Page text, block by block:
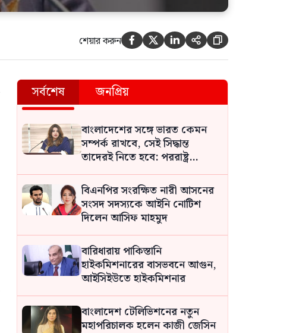
শেয়ার করুন     
সর্বশেষ জনপ্রিয়
বাংলাদেশের সঙ্গে ভারত কেমন
সম্পর্ক রাখবে, সেই সিদ্ধান্ত
তাদেরই নিতে হবে: পররাষ্ট্র
প্রতিমন্ত্রী
বিএনপির সংরক্ষিত নারী আসনের
সংসদ সদস্যকে আইনি নোটিশ
দিলেন আসিফ মাহমুদ
বারিধারায় পাকিস্তানি
হাইকমিশনারের বাসভবনে আগুন,
আইসিইউতে হাইকমিশনার
বাংলাদেশ টেলিভিশনের নতুন
মহাপরিচালক হলেন কাজী জেসিন